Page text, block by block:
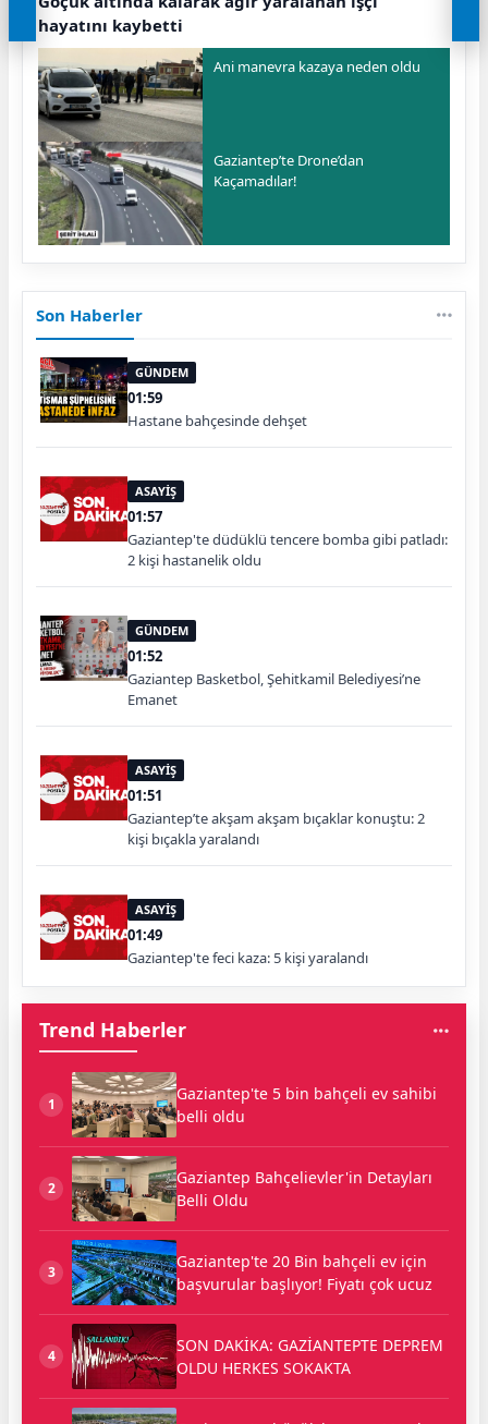
hayatını kaybetti
Ani manevra kazaya neden oldu
Gaziantep’te Drone’dan
Kaçamadılar!
Son Haberler
GÜNDEM
01:59
Hastane bahçesinde dehşet
ASAYİŞ
01:57
Gaziantep'te düdüklü tencere bomba gibi patladı:
2 kişi hastanelik oldu
GÜNDEM
01:52
Gaziantep Basketbol, Şehitkamil Belediyesi’ne
Emanet
ASAYİŞ
01:51
Gaziantep’te akşam akşam bıçaklar konuştu: 2
kişi bıçakla yaralandı
ASAYİŞ
01:49
Gaziantep'te feci kaza: 5 kişi yaralandı
Trend Haberler
1
Gaziantep'te 5 bin bahçeli ev sahibi
belli oldu
2
Gaziantep Bahçelievler'in Detayları
Belli Oldu
3
Gaziantep'te 20 Bin bahçeli ev için
başvurular başlıyor! Fiyatı çok ucuz
4
SON DAKİKA: GAZİANTEPTE DEPREM
OLDU HERKES SOKAKTA